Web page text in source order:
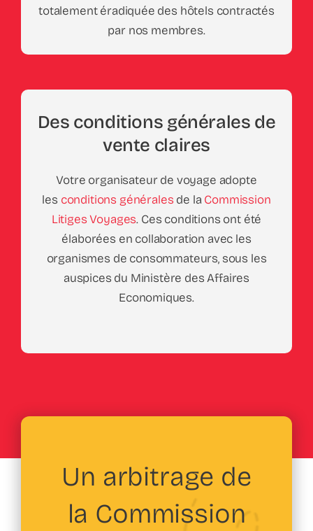
totalement éradiquée des hôtels contractés
par nos membres.
Des conditions générales de
vente claires
Votre organisateur de voyage adopte
les conditions générales de la Commission
Litiges Voyages. Ces conditions ont été
élaborées en collaboration avec les
organismes de consommateurs, sous les
auspices du Ministère des Affaires
Economiques.
Un arbitrage de
la Commission